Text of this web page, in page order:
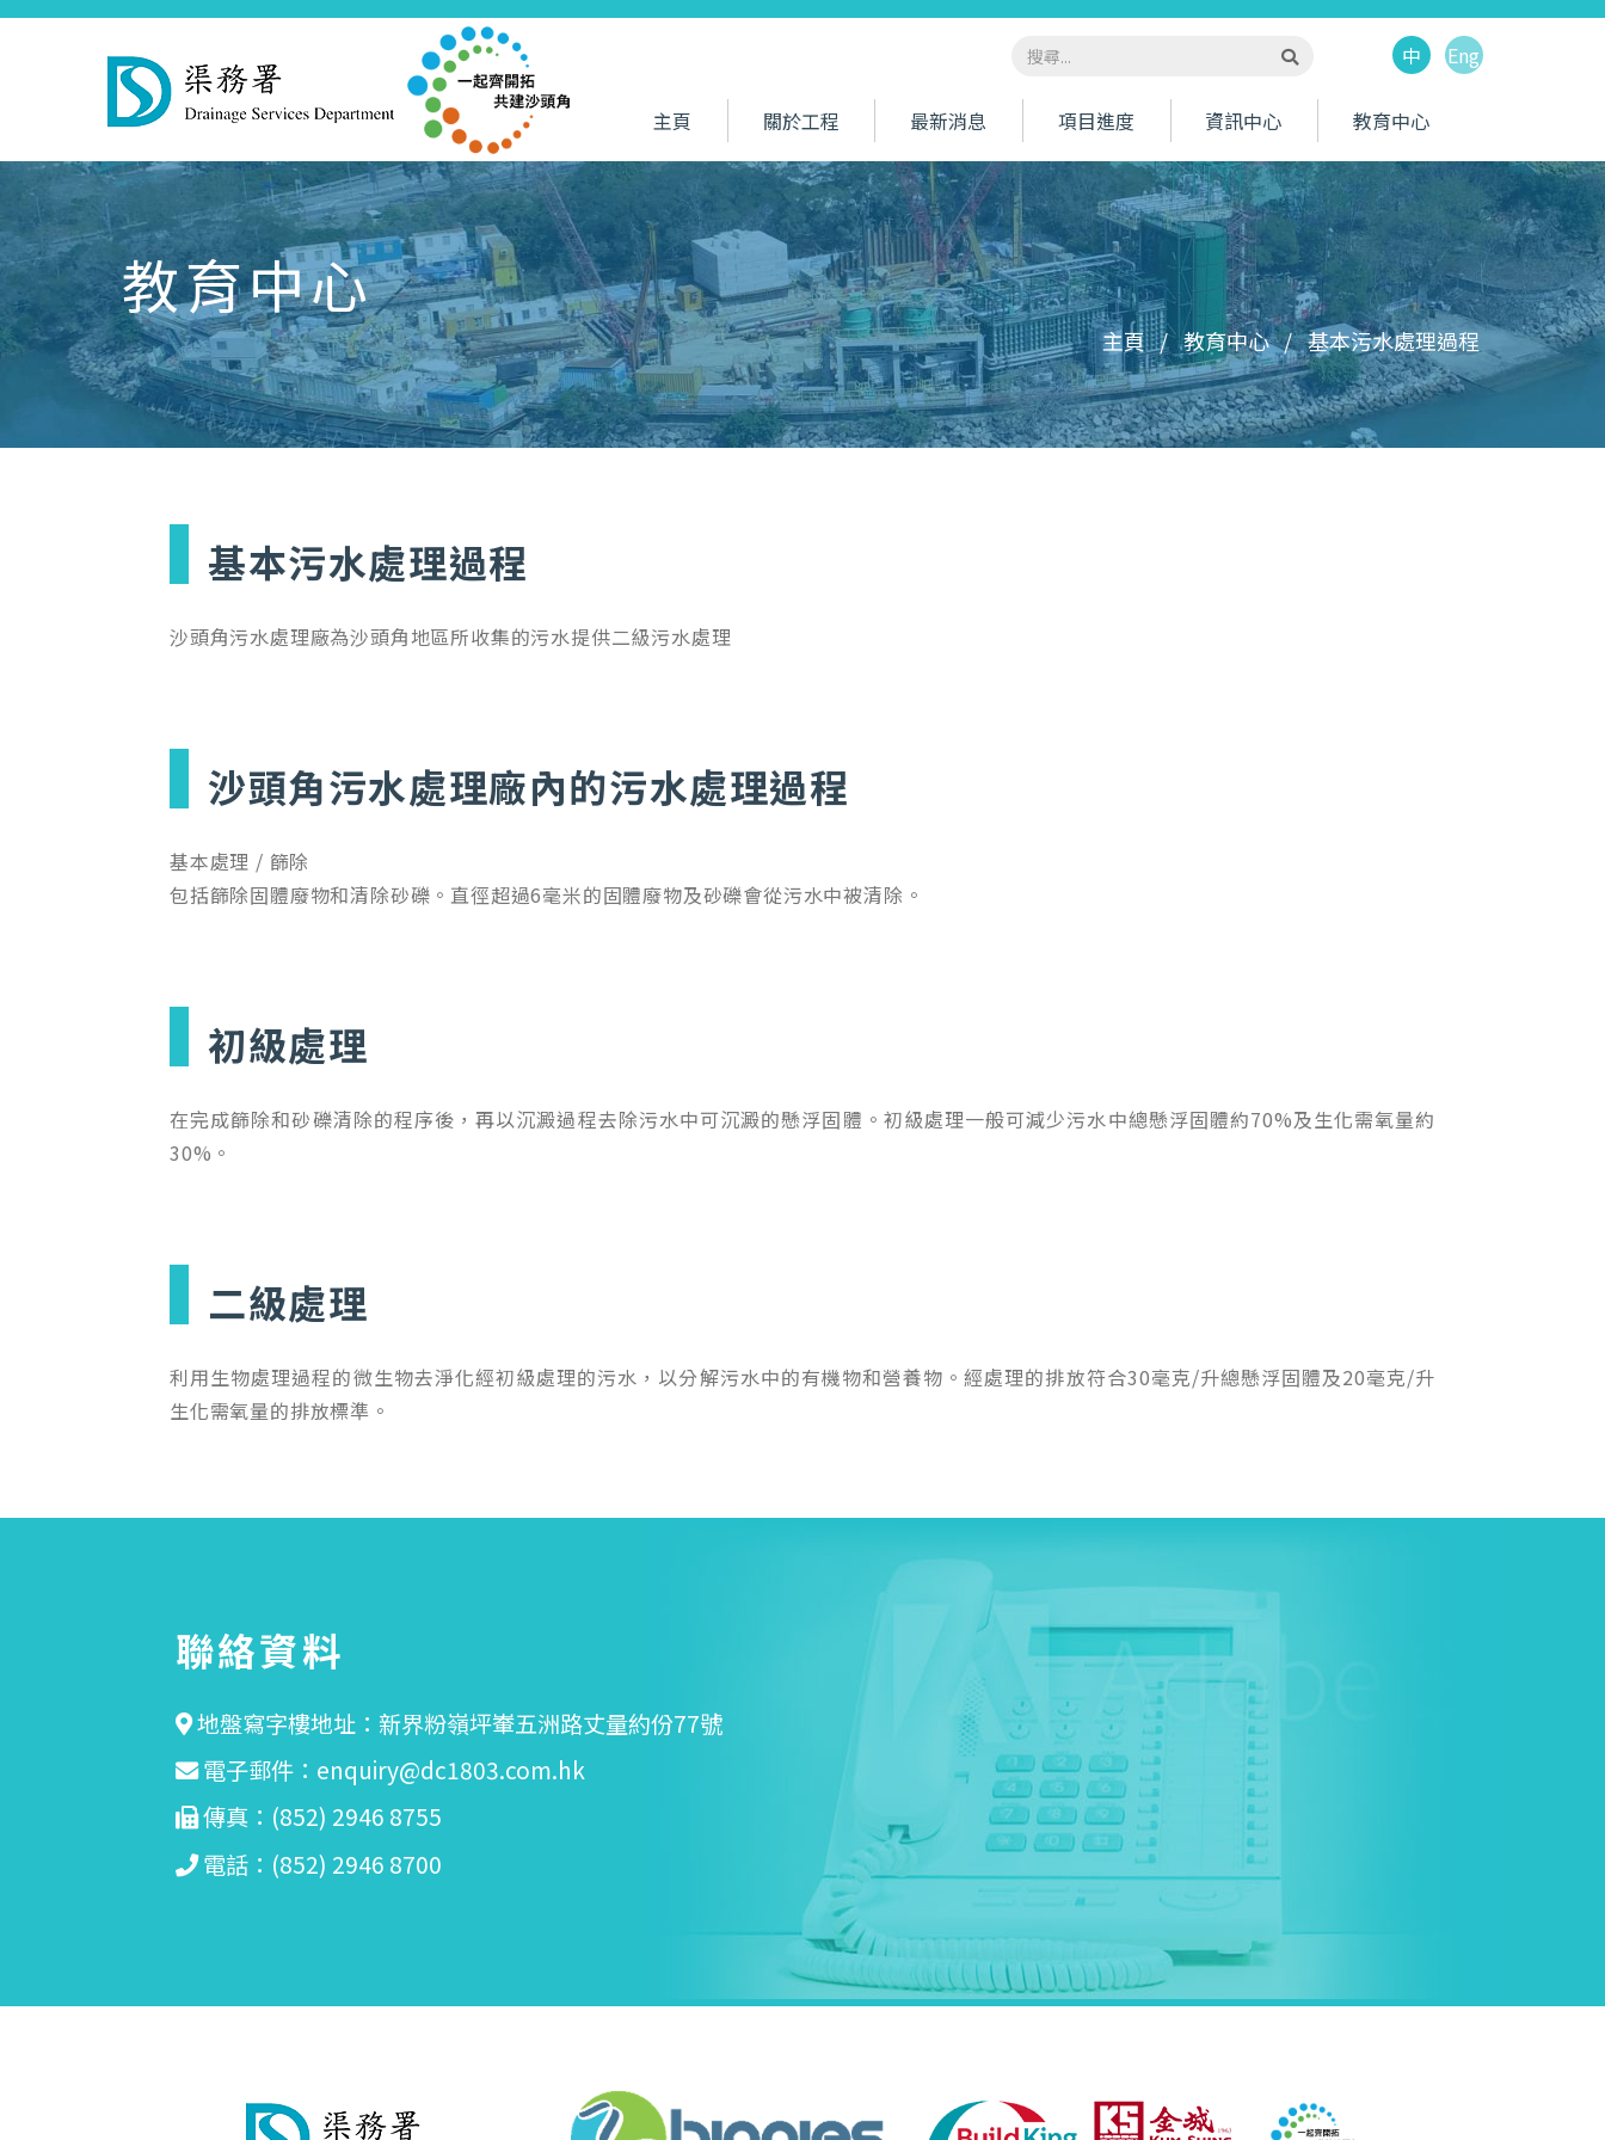
Skip
main
content
主頁 關於工程
工程描述
工程得益
工程範圍
工程特點
常見問題
最新消息 項目進度 資訊中心
項目影片
項目相片
工程通訊
政府部門和環境監察及審核手冊資料的有關連結
教育中心
基本污水處理過程
終端沙井的連接次序
中 Eng
教育中心
主頁 教育中心 基本污水處理過程
基本污水處理過程
沙頭角污水處理廠為沙頭角地區所收集的污水提供二級污水處理
沙頭角污水處理廠內的污水處理過程
基本處理 / 篩除
包括篩除固體廢物和清除砂礫。直徑超過6毫米的固體廢物及砂礫會從污水中被清除。
初級處理
在完成篩除和砂礫清除的程序後，再以沉澱過程去除污水中可沉澱的懸浮固體。初級處理一般可減少污水中總懸浮固體約70%及生化需氧量約
30%。
二級處理
利用生物處理過程的微生物去淨化經初級處理的污水，以分解污水中的有機物和營養物。經處理的排放符合30毫克/升總懸浮固體及20毫克/升
生化需氧量的排放標準。
聯絡資料
地盤寫字樓地址：新界粉嶺坪輋五洲路丈量約份77號
電子郵件： enquiry@dc1803.com.hk
傳真：(852) 2946 8755
電話：(852) 2946 8700